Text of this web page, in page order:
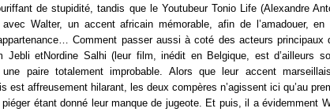
de stupidité, tandis que le Youtubeur Tonio Life (Alexandre
Walter, un accent africain mémorable, afin de l’amadouer, en
Comment passer aussi à coté des acteurs principaux
etNordine Salhi (leur film, inédit en Belgique, est d’ailleurs
paire totalement improbable. Alors que leur accent
est affreusement hilarant, les deux compères n’agissent ici qu’au
étant donné leur manque de jugeote. Et puis, il a évidemment